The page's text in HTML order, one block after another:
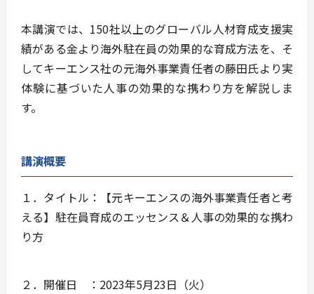
本講演では、150社以上のグローバル人材育成支援実
績がある金より海外駐在員の効果的な育成方法を、そ
してキーエンス社の元海外事業責任者の藤田氏より実
体験に基づいた人事の効果的な携わり方を解説しま
す。
講演概要
１．タイトル：【元キーエンスの海外事業責任者と考
える】駐在員育成のエッセンス＆人事の効果的な携わ
り方
２．開催日 ：2023年5月23日（火）